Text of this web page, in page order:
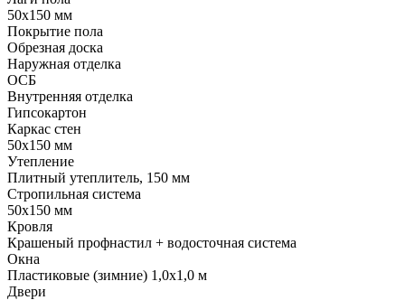
50х150 мм
Покрытие пола
Обрезная доска
Наружная отделка
ОСБ
Внутренняя отделка
Гипсокартон
Каркас стен
50х150 мм
Утепление
Плитный утеплитель, 150 мм
Стропильная система
50х150 мм
Кровля
Крашеный профнастил + водосточная система
Окна
Пластиковые (зимние) 1,0х1,0 м
Двери